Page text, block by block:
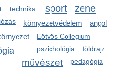
sport zene
technika
környezetvédelem
Eötvös Collegium
angol
pszichológia földrajz
művészet pedagógia